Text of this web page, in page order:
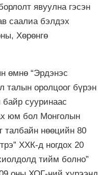
явуулна гэсэн
саалиа бэлдэх
Хөрөнгө
өмнө “Эрдэнэс
талын оролцоог бүрэн
байр сууринаас
юм бол Монголын
талбайн нөөцийн 80
ХХК-д ногдох 20
тийм болно”